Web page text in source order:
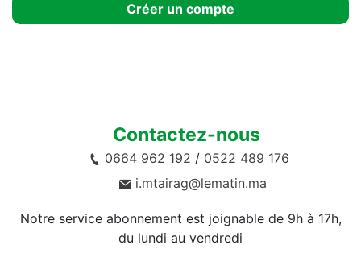
Créer un compte
Contactez-nous
0664 962 192 / 0522 489 176
i.mtairag@lematin.ma
Notre service abonnement est joignable de 9h à 17h,
du lundi au vendredi